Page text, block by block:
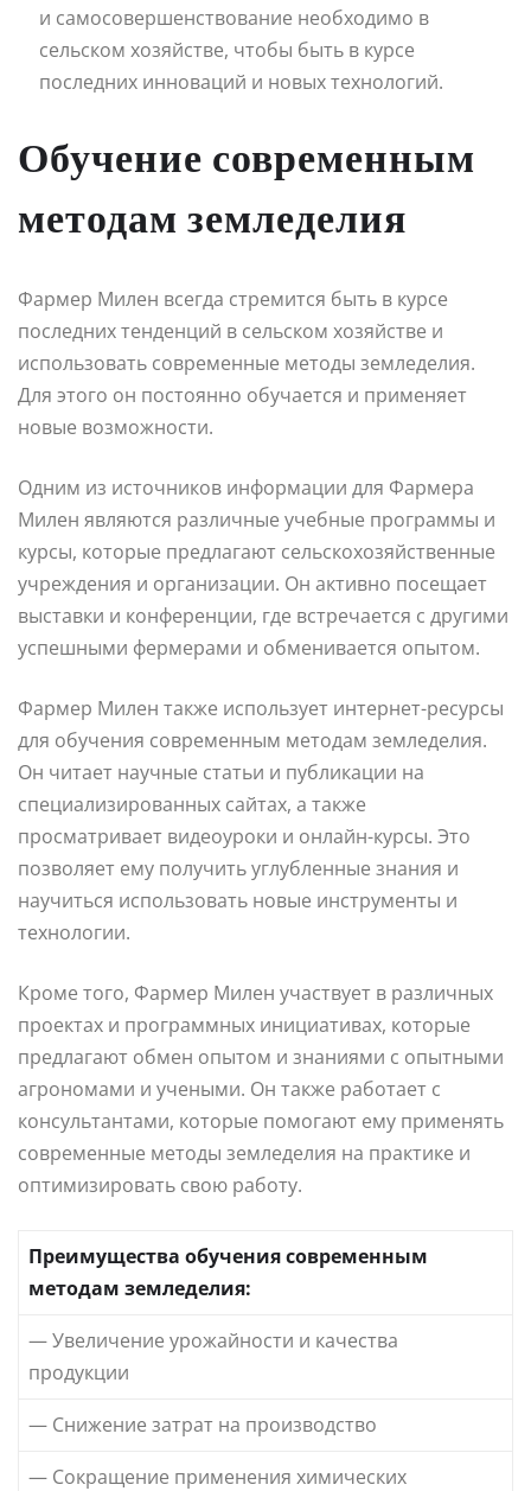
и самосовершенствование необходимо в
сельском хозяйстве, чтобы быть в курсе
последних инноваций и новых технологий.
Обучение современным
методам земледелия
Фармер Милен всегда стремится быть в курсе
последних тенденций в сельском хозяйстве и
использовать современные методы земледелия.
Для этого он постоянно обучается и применяет
новые возможности.
Одним из источников информации для Фармера
Милен являются различные учебные программы и
курсы, которые предлагают сельскохозяйственные
учреждения и организации. Он активно посещает
выставки и конференции, где встречается с другими
успешными фермерами и обменивается опытом.
Фармер Милен также использует интернет-ресурсы
для обучения современным методам земледелия.
Он читает научные статьи и публикации на
специализированных сайтах, а также
просматривает видеоуроки и онлайн-курсы. Это
позволяет ему получить углубленные знания и
научиться использовать новые инструменты и
технологии.
Кроме того, Фармер Милен участвует в различных
проектах и программных инициативах, которые
предлагают обмен опытом и знаниями с опытными
агрономами и учеными. Он также работает с
консультантами, которые помогают ему применять
современные методы земледелия на практике и
оптимизировать свою работу.
Преимущества обучения современным
методам земледелия:
— Увеличение урожайности и качества
продукции
— Снижение затрат на производство
— Сокращение применения химических